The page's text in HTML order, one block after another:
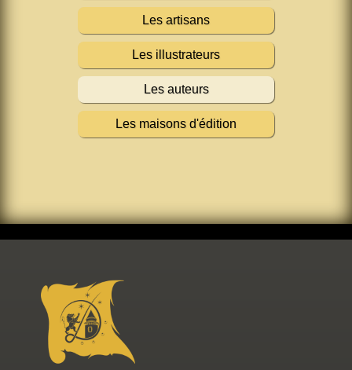
Les artisans
Les illustrateurs
Les auteurs
Les maisons d'édition